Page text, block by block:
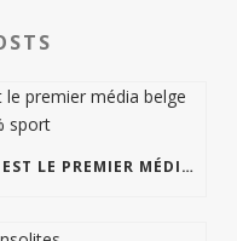
AVEC « LES SPORTS + », LA DH EST LE PREMIER MÉDIA BELGE FRANCOPHONE À LANCER UN SITE 100% SPORT